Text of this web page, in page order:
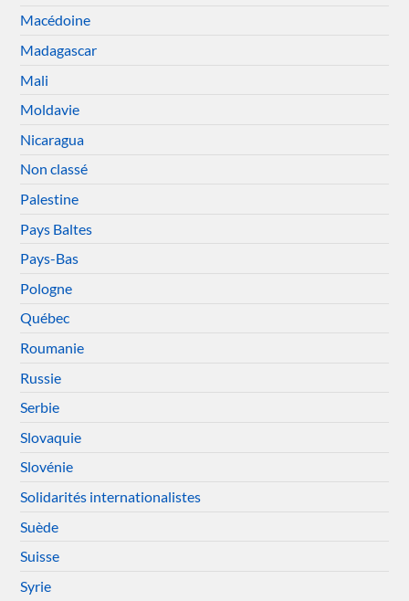
Macédoine
Madagascar
Mali
Moldavie
Nicaragua
Non classé
Palestine
Pays Baltes
Pays-Bas
Pologne
Québec
Roumanie
Russie
Serbie
Slovaquie
Slovénie
Solidarités internationalistes
Suède
Suisse
Syrie